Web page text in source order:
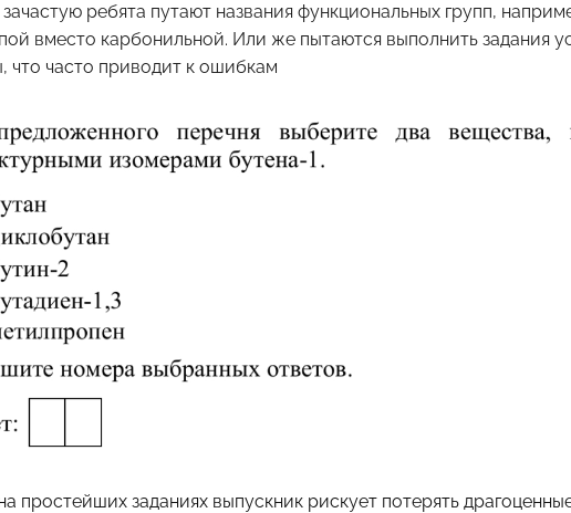
ребята путают названия функциональных групп,
вместо карбонильной. Или же пытаются выполнить задания
что часто приводит к ошибкам
простейших заданиях выпускник рискует потерять